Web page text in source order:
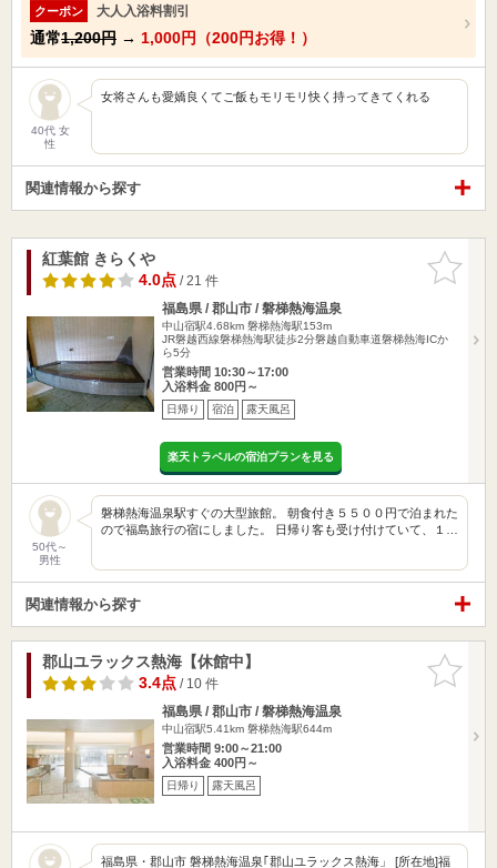
クーポン 大人入浴料割引
通常1,200円 → 1,000円（200円お得！）
40代 女
性
女将さんも愛嬌良くてご飯もモリモリ快く持ってきてくれる
関連情報から探す
お気に入
りに追加
紅葉館 きらくや
4.0点/ 21 件
福島県 / 郡山市 / 磐梯熱海温泉
中山宿駅4.68km 磐梯熱海駅153m
JR磐越西線磐梯熱海駅徒歩2分磐越自動車道磐梯熱海ICか
ら5分
営業時間 10:30～17:00
入浴料金 800円～
日帰り 宿泊 露天風呂
楽天トラベルの宿泊プランを見る
50代～
男性
磐梯熱海温泉駅すぐの大型旅館。 朝食付き５５００円で泊まれた
ので福島旅行の宿にしました。 日帰り客も受け付けていて、１…
関連情報から探す
お気に入
りに追加
郡山ユラックス熱海【休館中】
3.4点/ 10 件
福島県 / 郡山市 / 磐梯熱海温泉
中山宿駅5.41km 磐梯熱海駅644m
営業時間 9:00～21:00
入浴料金 400円～
日帰り 露天風呂
福島県・郡山市 磐梯熱海温泉｢郡山ユラックス熱海」 [所在地]福